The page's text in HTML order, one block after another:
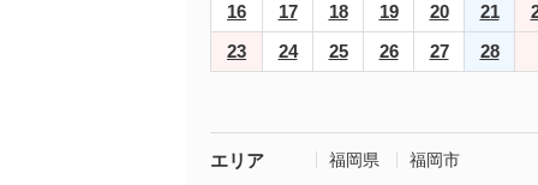
16
17 18 19 20 21
23
24 25 26 27 28
エリア 福岡県 福岡市